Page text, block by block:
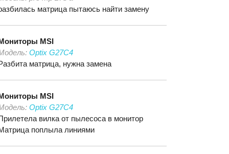
матрица пытаюсь найти замену
MSI
Optix G27C4
матрица, нужна замена
MSI
Optix G27C4
вилка от пылесоса в монитор
поплыла линиями